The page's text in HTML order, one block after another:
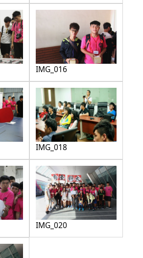
IMG_016
IMG_018
IMG_020